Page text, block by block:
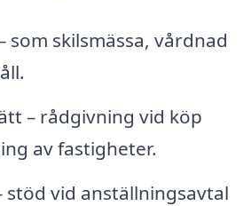
som skilsmässa, vårdnad
– rådgivning vid köp
av fastigheter.
stöd vid anställningsavtal